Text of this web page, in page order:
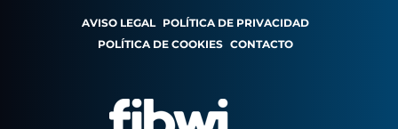
AVISO LEGAL POLÍTICA DE PRIVACIDAD
POLÍTICA DE COOKIES CONTACTO